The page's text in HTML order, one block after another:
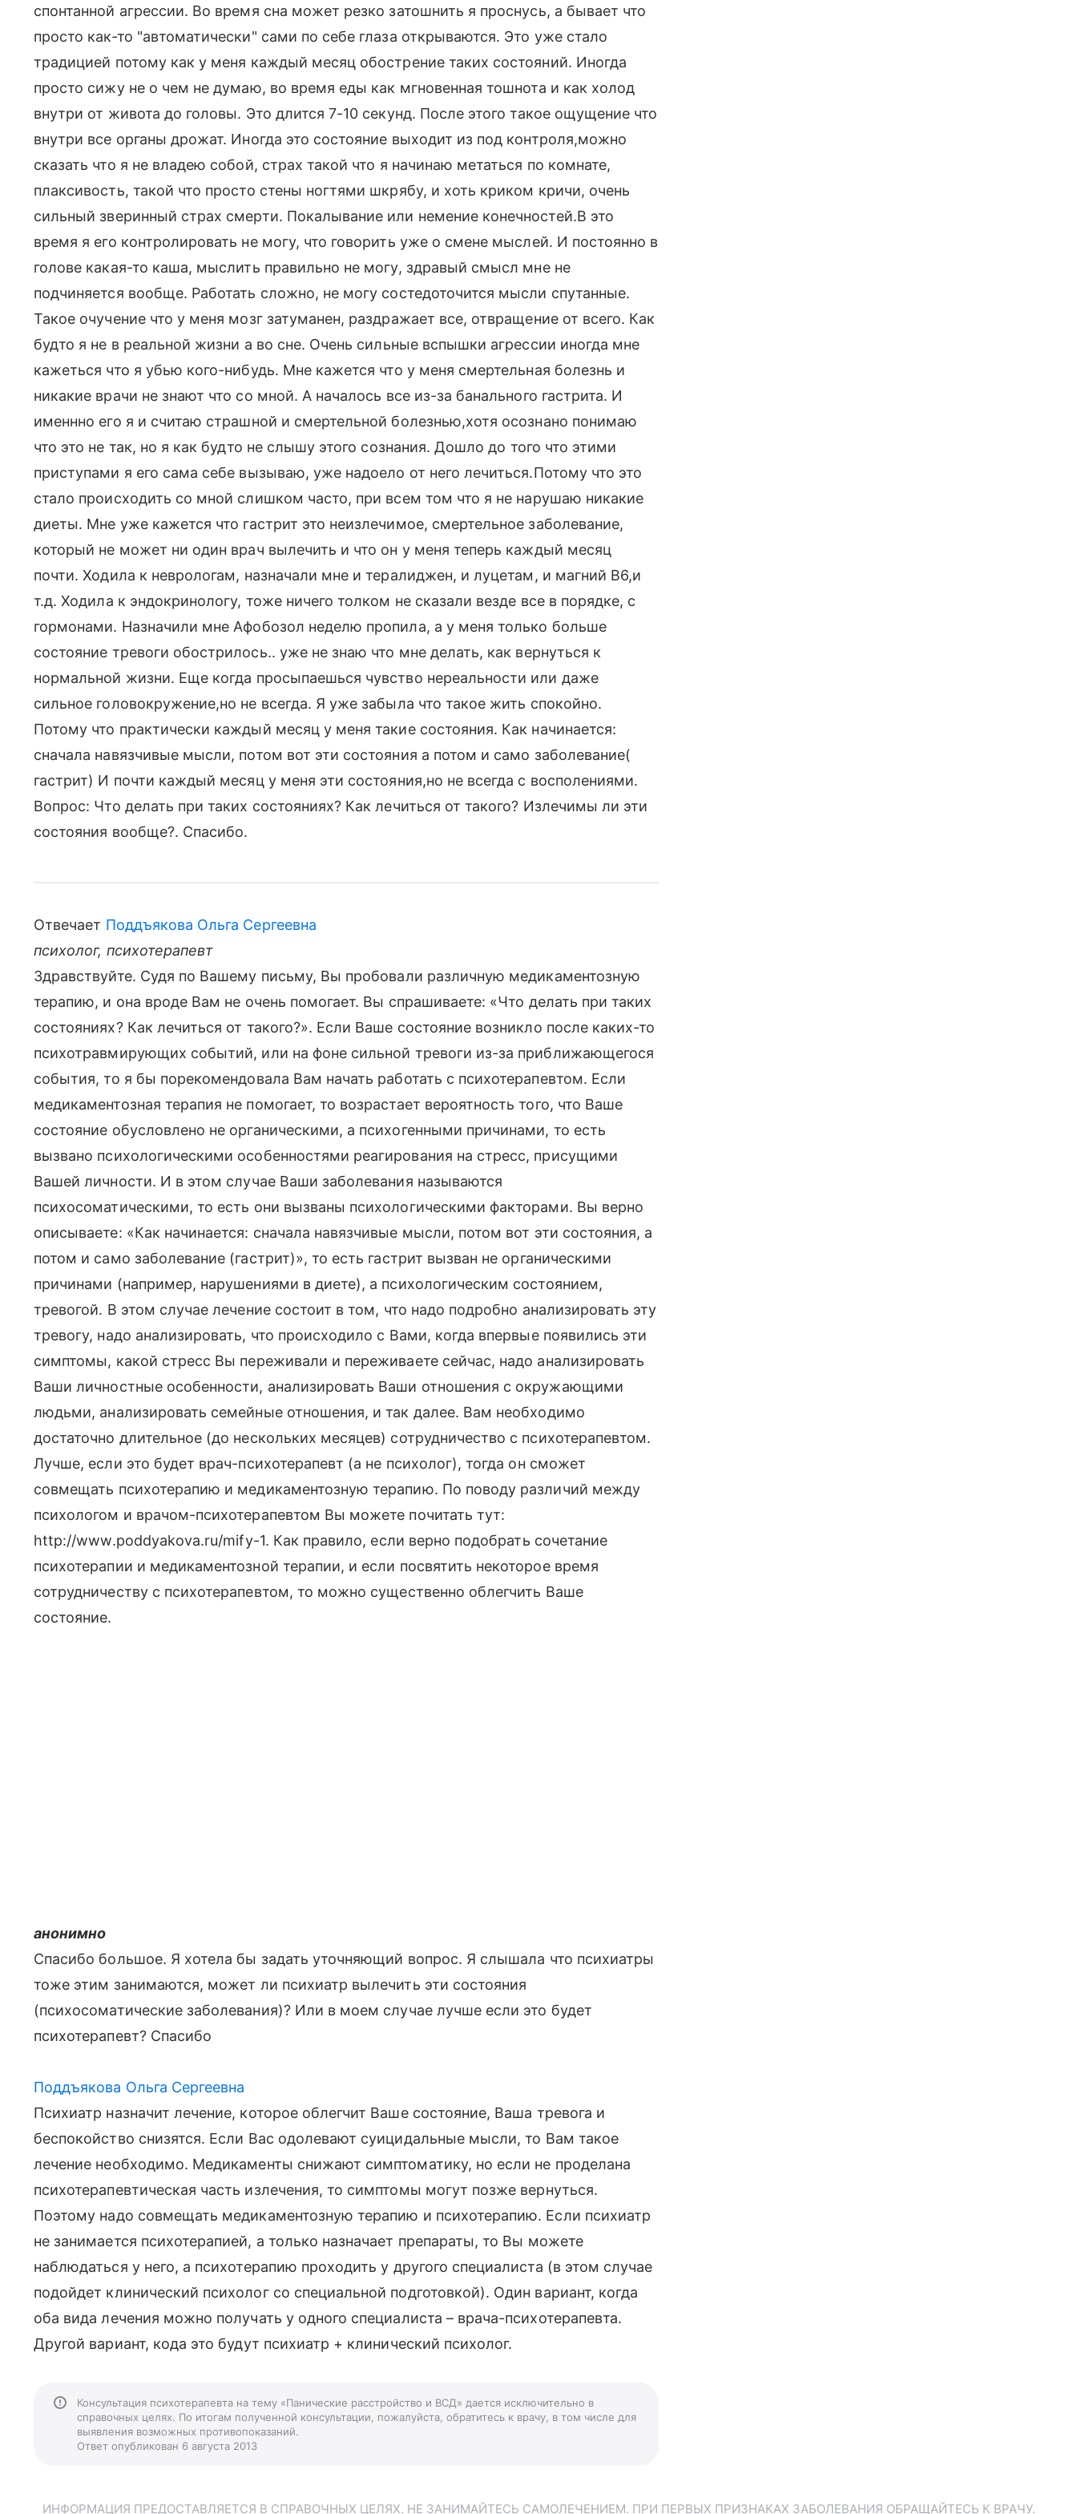
спонтанной агрессии. Во время сна может резко затошнить я проснусь, а бывает что
просто как-то "автоматически" сами по себе глаза открываются. Это уже стало
традицией потому как у меня каждый месяц обострение таких состояний. Иногда
просто сижу не о чем не думаю, во время еды как мгновенная тошнота и как холод
внутри от живота до головы. Это длится 7-10 секунд. После этого такое ощущение что
внутри все органы дрожат. Иногда это состояние выходит из под контроля,можно
сказать что я не владею собой, страх такой что я начинаю метаться по комнате,
плаксивость, такой что просто стены ногтями шкрябу, и хоть криком кричи, очень
сильный зверинный страх смерти. Покалывание или немение конечностей.В это
время я его контролировать не могу, что говорить уже о смене мыслей. И постоянно в
голове какая-то каша, мыслить правильно не могу, здравый смысл мне не
подчиняется вообще. Работать сложно, не могу состедоточится мысли спутанные.
Такое очучение что у меня мозг затуманен, раздражает все, отвращение от всего. Как
будто я не в реальной жизни а во сне. Очень сильные вспышки агрессии иногда мне
кажеться что я убью кого-нибудь. Мне кажется что у меня смертельная болезнь и
никакие врачи не знают что со мной. А началось все из-за банального гастрита. И
именнно его я и считаю страшной и смертельной болезнью,хотя осознано понимаю
что это не так, но я как будто не слышу этого сознания. Дошло до того что этими
приступами я его сама себе вызываю, уже надоело от него лечиться.Потому что это
стало происходить со мной слишком часто, при всем том что я не нарушаю никакие
диеты. Мне уже кажется что гастрит это неизлечимое, смертельное заболевание,
который не может ни один врач вылечить и что он у меня теперь каждый месяц
почти. Ходила к неврологам, назначали мне и тералиджен, и луцетам, и магний B6,и
т.д. Ходила к эндокринологу, тоже ничего толком не сказали везде все в порядке, с
гормонами. Назначили мне Афобозол неделю пропила, а у меня только больше
состояние тревоги обострилось.. уже не знаю что мне делать, как вернуться к
нормальной жизни. Еще когда просыпаешься чувство нереальности или даже
сильное головокружение,но не всегда. Я уже забыла что такое жить спокойно.
Потому что практически каждый месяц у меня такие состояния. Как начинается:
сначала навязчивые мысли, потом вот эти состояния а потом и само заболевание(
гастрит) И почти каждый месяц у меня эти состояния,но не всегда с восполениями.
Вопрос: Что делать при таких состояниях? Как лечиться от такого? Излечимы ли эти
состояния вообще?. Спасибо.
Отвечает Поддъякова Ольга Сергеевна
психолог, психотерапевт
Здравствуйте. Судя по Вашему письму, Вы пробовали различную медикаментозную
терапию, и она вроде Вам не очень помогает. Вы спрашиваете: «Что делать при таких
состояниях? Как лечиться от такого?». Если Ваше состояние возникло после каких-то
психотравмирующих событий, или на фоне сильной тревоги из-за приближающегося
события, то я бы порекомендовала Вам начать работать с психотерапевтом. Если
медикаментозная терапия не помогает, то возрастает вероятность того, что Ваше
состояние обусловлено не органическими, а психогенными причинами, то есть
вызвано психологическими особенностями реагирования на стресс, присущими
Вашей личности. И в этом случае Ваши заболевания называются
психосоматическими, то есть они вызваны психологическими факторами. Вы верно
описываете: «Как начинается: сначала навязчивые мысли, потом вот эти состояния, а
потом и само заболевание (гастрит)», то есть гастрит вызван не органическими
причинами (например, нарушениями в диете), а психологическим состоянием,
тревогой. В этом случае лечение состоит в том, что надо подробно анализировать эту
тревогу, надо анализировать, что происходило с Вами, когда впервые появились эти
симптомы, какой стресс Вы переживали и переживаете сейчас, надо анализировать
Ваши личностные особенности, анализировать Ваши отношения с окружающими
людьми, анализировать семейные отношения, и так далее. Вам необходимо
достаточно длительное (до нескольких месяцев) сотрудничество с психотерапевтом.
Лучше, если это будет врач-психотерапевт (а не психолог), тогда он сможет
совмещать психотерапию и медикаментозную терапию. По поводу различий между
психологом и врачом-психотерапевтом Вы можете почитать тут:
http://www.poddyakova.ru/mify-1. Как правило, если верно подобрать сочетание
психотерапии и медикаментозной терапии, и если посвятить некоторое время
сотрудничеству с психотерапевтом, то можно существенно облегчить Ваше
состояние.
анонимно
Спасибо большое. Я хотела бы задать уточняющий вопрос. Я слышала что психиатры
тоже этим занимаются, может ли психиатр вылечить эти состояния
(психосоматические заболевания)? Или в моем случае лучше если это будет
психотерапевт? Спасибо
Поддъякова Ольга Сергеевна
Психиатр назначит лечение, которое облегчит Ваше состояние, Ваша тревога и
беспокойство снизятся. Если Вас одолевают суицидальные мысли, то Вам такое
лечение необходимо. Медикаменты снижают симптоматику, но если не проделана
психотерапевтическая часть излечения, то симптомы могут позже вернуться.
Поэтому надо совмещать медикаментозную терапию и психотерапию. Если психиатр
не занимается психотерапией, а только назначает препараты, то Вы можете
наблюдаться у него, а психотерапию проходить у другого специалиста (в этом случае
подойдет клинический психолог со специальной подготовкой). Один вариант, когда
оба вида лечения можно получать у одного специалиста – врача-психотерапевта.
Другой вариант, кода это будут психиатр + клинический психолог.
Консультация психотерапевта на тему «Панические расстройство и ВСД» дается исключительно в
справочных целях. По итогам полученной консультации, пожалуйста, обратитесь к врачу, в том числе для
выявления возможных противопоказаний.
Ответ опубликован 6 августа 2013
ИНФОРМАЦИЯ ПРЕДОСТАВЛЯЕТСЯ В СПРАВОЧНЫХ ЦЕЛЯХ. НЕ ЗАНИМАЙТЕСЬ САМОЛЕЧЕНИЕМ. ПРИ ПЕРВЫХ ПРИЗНАКАХ ЗАБОЛЕВАНИЯ ОБРАЩАЙТЕСЬ К ВРАЧУ.